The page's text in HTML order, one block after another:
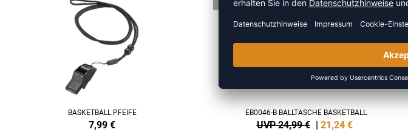
BASKETBALL PFEIFE
7,99 €
-15%
EB0046-B BALLTASCHE BASKETBALL
UVP 24,99 € | 21,24 €